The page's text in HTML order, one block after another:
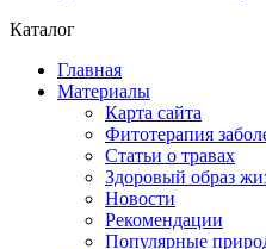
Каталог
Главная
Материалы
Карта сайта
Фитотерапия
Статьи о травах
Здоровый образ
Новости
Рекомендации
Популярные